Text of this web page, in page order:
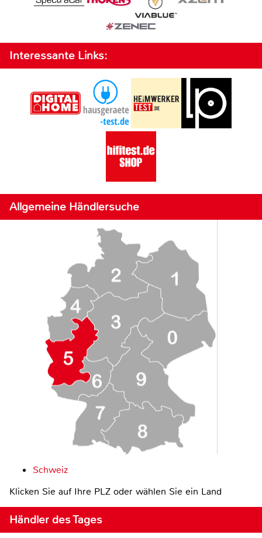
Interessante Links:
Allgemeine Händlersuche
Schweiz
Klicken Sie auf Ihre PLZ oder wählen Sie ein Land
Händler des Tages